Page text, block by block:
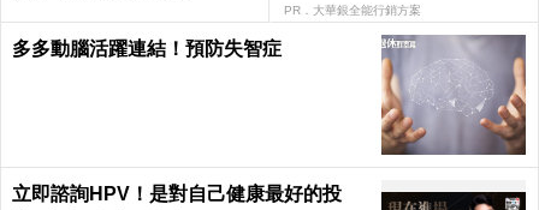
PR．大華銀全能行銷方案
多多動腦活躍連結！預防失智症
立即諮詢HPV！是對自己健康最好的投